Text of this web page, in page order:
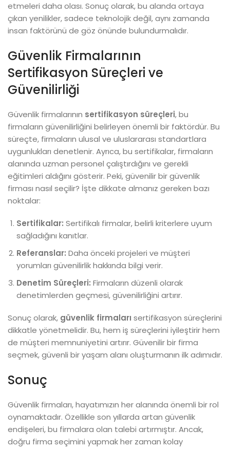
etmeleri daha olası. Sonuç olarak, bu alanda ortaya
çıkan yenilikler, sadece teknolojik değil, aynı zamanda
insan faktörünü de göz önünde bulundurmalıdır.
Güvenlik Firmalarının
Sertifikasyon Süreçleri ve
Güvenilirliği
Güvenlik firmalarının sertifikasyon süreçleri, bu
firmaların güvenilirliğini belirleyen önemli bir faktördür. Bu
süreçte, firmaların ulusal ve uluslararası standartlara
uygunlukları denetlenir. Ayrıca, bu sertifikalar, firmaların
alanında uzman personel çalıştırdığını ve gerekli
eğitimleri aldığını gösterir. Peki, güvenilir bir güvenlik
firması nasıl seçilir? İşte dikkate almanız gereken bazı
noktalar:
Sertifikalar: Sertifikalı firmalar, belirli kriterlere uyum
sağladığını kanıtlar.
Referanslar: Daha önceki projeleri ve müşteri
yorumları güvenilirlik hakkında bilgi verir.
Denetim Süreçleri: Firmaların düzenli olarak
denetimlerden geçmesi, güvenilirliğini artırır.
Sonuç olarak, güvenlik firmaları sertifikasyon süreçlerini
dikkatle yönetmelidir. Bu, hem iş süreçlerini iyileştirir hem
de müşteri memnuniyetini artırır. Güvenilir bir firma
seçmek, güvenli bir yaşam alanı oluşturmanın ilk adımıdır.
Sonuç
Güvenlik firmaları, hayatımızın her alanında önemli bir rol
oynamaktadır. Özellikle son yıllarda artan güvenlik
endişeleri, bu firmalara olan talebi artırmıştır. Ancak,
doğru firma seçimini yapmak her zaman kolay